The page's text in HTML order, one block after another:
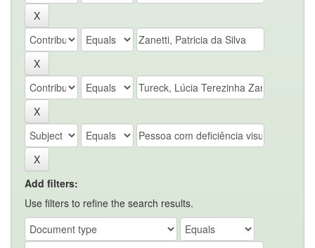
Add filters:
Use filters to refine the search results.